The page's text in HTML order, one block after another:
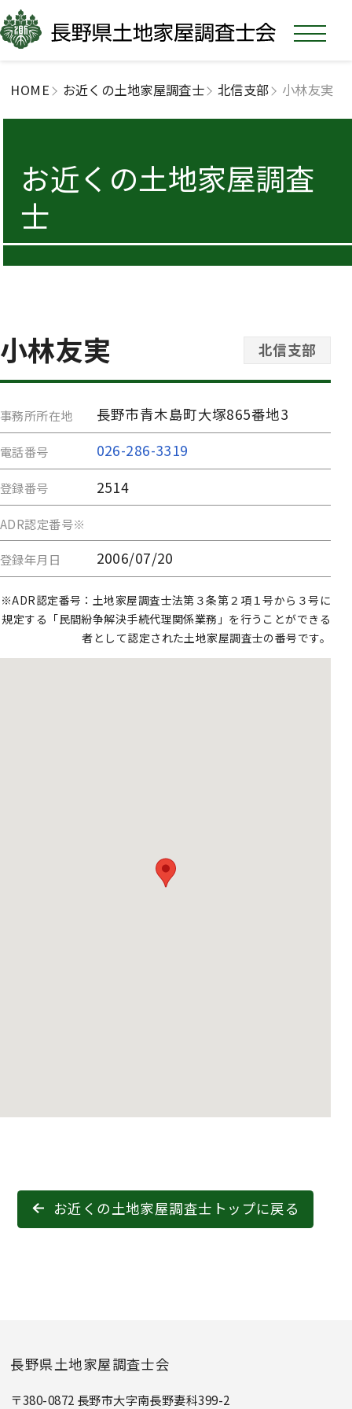
HOME お近くの土地家屋調査士 北信支部 小林友実
お近くの土地家屋調査
士
小林友実 北信支部
事務所所在地 長野市青木島町大塚865番地3
電話番号 026-286-3319
登録番号 2514
ADR認定番号※
登録年月日 2006/07/20
※ADR認定番号：土地家屋調査士法第３条第２項１号から３号に
規定する「民間紛争解決手続代理関係業務」を行うことができる
者として認定された土地家屋調査士の番号です。
お近くの土地家屋調査士トップに戻る
長野県土地家屋調査士会
〒380-0872 長野市大字南長野妻科399-2